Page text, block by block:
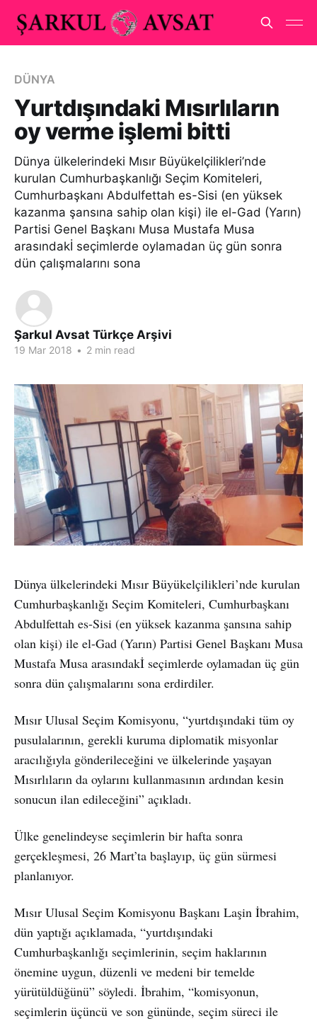
DÜNYA
Yurtdışındaki Mısırlıların
oy verme işlemi bitti
Dünya ülkelerindeki Mısır Büyükelçilikleri’nde
kurulan Cumhurbaşkanlığı Seçim Komiteleri,
Cumhurbaşkanı Abdulfettah es-Sisi (en yüksek
kazanma şansına sahip olan kişi) ile el-Gad (Yarın)
Partisi Genel Başkanı Musa Mustafa Musa
arasındakİ seçimlerde oylamadan üç gün sonra
dün çalışmalarını sona
Şarkul Avsat Türkçe Arşivi
19 Mar 2018 • 2 min read
Dünya ülkelerindeki Mısır Büyükelçilikleri’nde kurulan
Cumhurbaşkanlığı Seçim Komiteleri, Cumhurbaşkanı
Abdulfettah es-Sisi (en yüksek kazanma şansına sahip
olan kişi) ile el-Gad (Yarın) Partisi Genel Başkanı Musa
Mustafa Musa arasındakİ seçimlerde oylamadan üç gün
sonra dün çalışmalarını sona erdirdiler.
Mısır Ulusal Seçim Komisyonu, “yurtdışındaki tüm oy
pusulalarının, gerekli kuruma diplomatik misyonlar
aracılığıyla gönderileceğini ve ülkelerinde yaşayan
Mısırlıların da oylarını kullanmasının ardından kesin
sonucun ilan edileceğini” açıkladı.
Ülke genelindeyse seçimlerin bir hafta sonra
gerçekleşmesi, 26 Mart’ta başlayıp, üç gün sürmesi
planlanıyor.
Mısır Ulusal Seçim Komisyonu Başkanı Laşin İbrahim,
dün yaptığı açıklamada, “yurtdışındaki
Cumhurbaşkanlığı seçimlerinin, seçim haklarının
önemine uygun, düzenli ve medeni bir temelde
yürütüldüğünü” söyledi. İbrahim, “komisyonun,
seçimlerin üçüncü ve son gününde, seçim süreci ile